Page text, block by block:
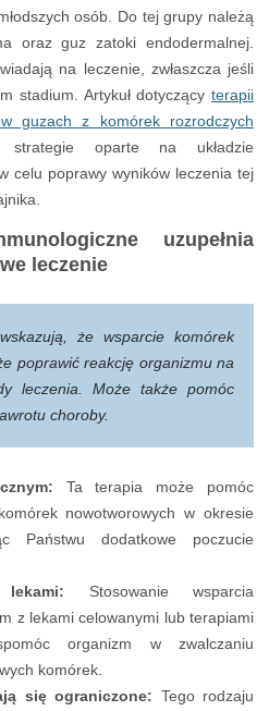
osób. Do tej grupy należą
oraz guz zatoki endodermalnej.
na leczenie, zwłaszcza jeśli
stadium. Artykuł dotyczący terapii
guzach z komórek rozrodczych
oparte na układzie
celu poprawy wyników leczenia tej
uzupełnia
leczenie
że wsparcie komórek
poprawić reakcję organizmu na
leczenia. Może także pomóc
choroby.
Ta terapia może pomóc
nowotworowych w okresie
Państwu dodatkowe poczucie
Stosowanie wsparcia
z lekami celowanymi lub terapiami
organizm w zwalczaniu
komórek.
się ograniczone: Tego rodzaju